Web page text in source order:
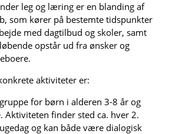
leg og læring er en blanding af
som kører på bestemte tidspunkter
med dagtilbud og skoler, samt
opstår ud fra ønsker og
aktiviteter er:
for børn i alderen 3-8 år og
finder sted ca. hver 2.
og kan både være dialogisk